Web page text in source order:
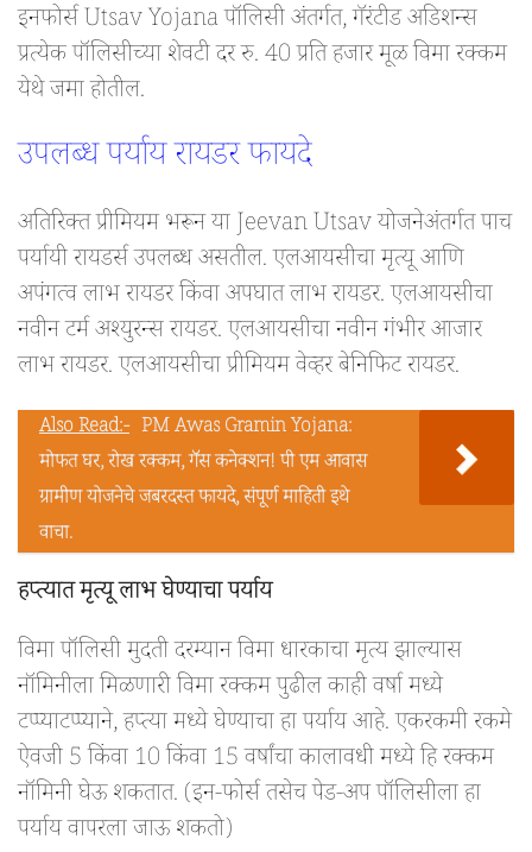
इनफोर्स Utsav Yojana पॉलिसी अंतर्गत, गॅरंटीड अडिशन्स
प्रत्येक पॉलिसीच्या शेवटी दर रु. 40 प्रति हजार मूळ विमा रक्कम
येथे जमा होतील.
उपलब्ध पर्याय रायडर फायदे
अतिरिक्त प्रीमियम भरून या Jeevan Utsav योजनेअंतर्गत पाच
पर्यायी रायडर्स उपलब्ध असतील. एलआयसीचा मृत्यू आणि
अपंगत्व लाभ रायडर किंवा अपघात लाभ रायडर. एलआयसीचा
नवीन टर्म अश्युरन्स रायडर. एलआयसीचा नवीन गंभीर आजार
लाभ रायडर. एलआयसीचा प्रीमियम वेव्हर बेनिफिट रायडर.
Also Read:- PM Awas Gramin Yojana:
मोफत घर, रोख रक्कम, गॅस कनेक्शन! पी एम आवास
ग्रामीण योजनेचे जबरदस्त फायदे, संपूर्ण माहिती इथे
वाचा.
हप्त्यात मृत्यू लाभ घेण्याचा पर्याय
विमा पॉलिसी मुदती दरम्यान विमा धारकाचा मृत्य झाल्यास
नॉमिनीला मिळणारी विमा रक्कम पुढील काही वर्षा मध्ये
टप्प्याटप्प्याने, हप्त्या मध्ये घेण्याचा हा पर्याय आहे. एकरकमी रकमे
ऐवजी 5 किंवा 10 किंवा 15 वर्षांचा कालावधी मध्ये हि रक्कम
नॉमिनी घेऊ शकतात. (इन-फोर्स तसेच पेड-अप पॉलिसीला हा
पर्याय वापरला जाऊ शकतो)